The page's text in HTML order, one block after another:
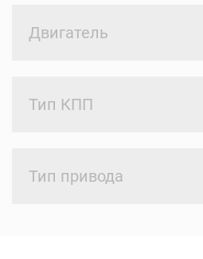
Двигатель
Тип КПП
Тип привода